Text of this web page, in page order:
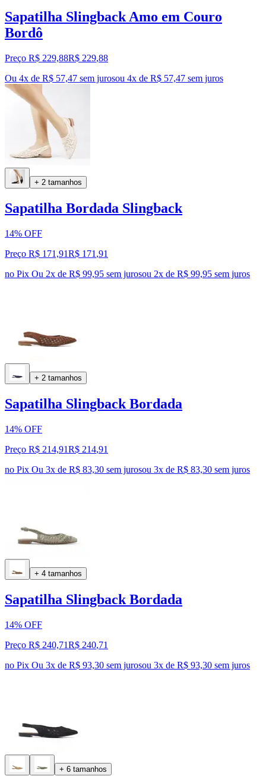
Sapatilha Slingback Amo em Couro
Bordô
Preço R$ 229,88R$ 229,88
Ou 4x de R$ 57,47 sem jurosou 4x de R$ 57,47 sem juros
+ 2 tamanhos
Sapatilha Bordada Slingback
14% OFF
Preço R$ 171,91R$ 171 ,91
no Pix Ou 2x de R$ 99,95 sem jurosou 2x de R$ 99,95 sem juros
+ 2 tamanhos
Sapatilha Slingback Bordada
14% OFF
Preço R$ 214,91R$ 214,91
no Pix Ou 3x de R$ 83,30 sem jurosou 3x de R$ 83,30 sem juros
+ 4 tamanhos
Sapatilha Slingback Bordada
14% OFF
Preço R$ 240,71R$ 240,71
no Pix Ou 3x de R$ 93,30 sem jurosou 3x de R$ 93,30 sem juros
+ 6 tamanhos